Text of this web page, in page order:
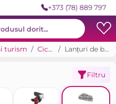
+373 (78) 889 797
turism Ciclism Lanțuri de biciclete
Filtru